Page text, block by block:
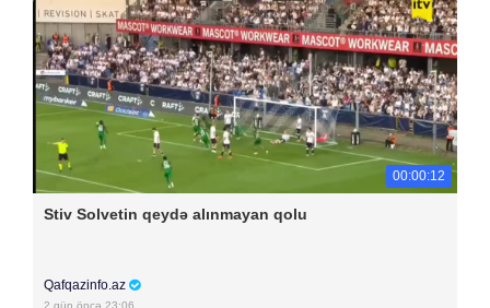
00:00:12
Stiv Solvetin qeydə alınmayan qolu
Qafqazinfo.az
2 gün öncə 23:06